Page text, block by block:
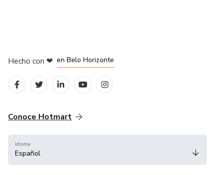
Hecho con ❤ en Belo Horizonte
Conoce Hotmart
Idioma
Español